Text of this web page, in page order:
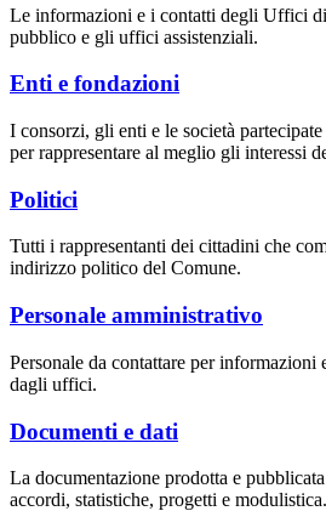
Le informazioni e i contatti degli Uffici
pubblico e gli uffici assistenziali.
Enti e fondazioni
I consorzi, gli enti e le società
per rappresentare al meglio gli interessi
Politici
Tutti i rappresentanti dei cittadini che
indirizzo politico del Comune.
Personale amministrativo
Personale da contattare per informazioni
dagli uffici.
Documenti e dati
La documentazione prodotta e
accordi, statistiche, progetti e modulistica.